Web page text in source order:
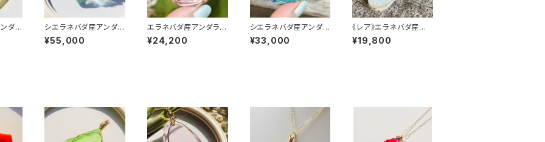
ダラ
シエラネバダ産アンダラ
クリスタル★宝石質～G
em Cyan Angel～【世
¥55,000
エラネバダ産アンダラク
リスタル★宝石質～Ge
m Lions Hart～【世界
¥24,200
シエラネバダ産アンダラ
クリスタル★宝石質～G
em Star light Elestia
¥33,000
《レア》エラネバダ産ア
ンダラクリスタル★～C
osmic Ice Elestial S
¥19,800